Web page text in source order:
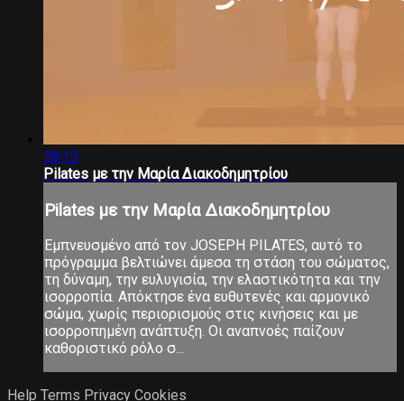
28:13
Pilates με την Μαρία Διακοδημητρίου
Pilates με την Μαρία Διακοδημητρίου
Εμπνευσμένο από τον JOSEPH PILATES, αυτό το
πρόγραμμα βελτιώνει άμεσα τη στάση του σώματος,
τη δύναμη, την ευλυγισία, την ελαστικότητα και την
ισορροπία. Απόκτησε ένα ευθυτενές και αρμονικό
σώμα, χωρίς περιορισμούς στις κινήσεις και με
ισορροπημένη ανάπτυξη. Οι αναπνοές παίζουν
καθοριστικό ρόλο σ...
Help Terms Privacy Cookies